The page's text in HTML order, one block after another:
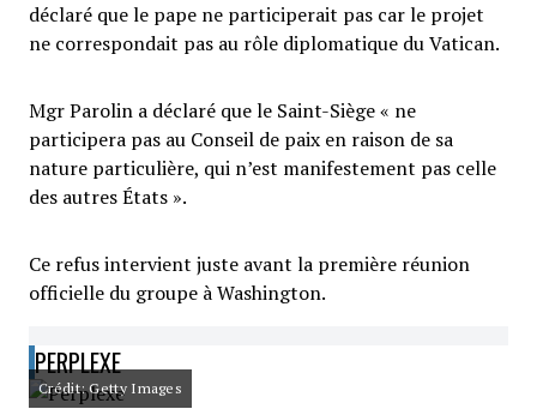
déclaré que le pape ne participerait pas car le projet
ne correspondait pas au rôle diplomatique du Vatican.
Mgr Parolin a déclaré que le Saint-Siège « ne
participera pas au Conseil de paix en raison de sa
nature particulière, qui n’est manifestement pas celle
des autres États ».
Ce refus intervient juste avant la première réunion
officielle du groupe à Washington.
PERPLEXE
Crédit: Getty Images